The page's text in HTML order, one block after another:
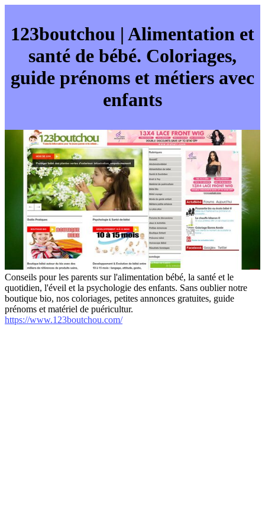
123boutchou | Alimen­ta­tion et
santé de bébé. Coloriages,
guide prénoms et métiers avec
enfants
Conseils pour les parents sur l'alimentation bébé, la santé et le
quotidien, l'éveil et la psychologie des enfants. Sans oublier notre
boutique bio, nos coloriages, petites annonces gratuites, guide
prénoms et matériel de puéricultur.
https://www.123boutchou.com/